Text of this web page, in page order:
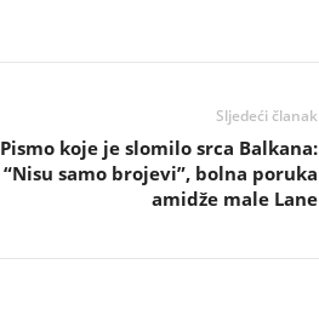
Sljedeći članak
Pismo koje je slomilo srca Balkana:
“Nisu samo brojevi”, bolna poruka
amidže male Lane